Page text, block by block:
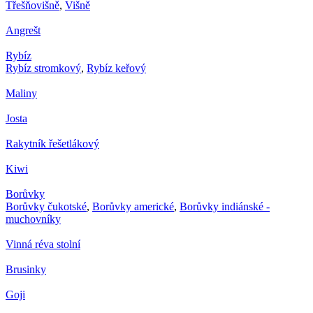
Třešňovišně, Višně
Angrešt
Rybíz
Rybíz stromkový, Rybíz keřový
Maliny
Josta
Rakytník řešetlákový
Kiwi
Borůvky
Borůvky čukotské, Borůvky americké, Borůvky indiánské -
muchovníky
Vinná réva stolní
Brusinky
Goji